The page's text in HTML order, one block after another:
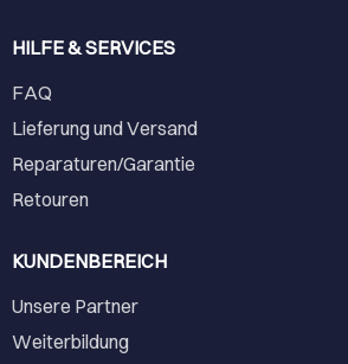
HILFE & SERVICES
FAQ
Lieferung und Versand
Reparaturen/Garantie
Retouren
KUNDENBEREICH
Unsere Partner
Weiterbildung